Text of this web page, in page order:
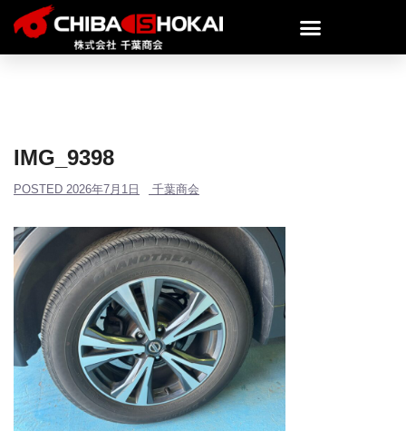
IMG_9398
POSTED 2026年7月1日 千葉商会